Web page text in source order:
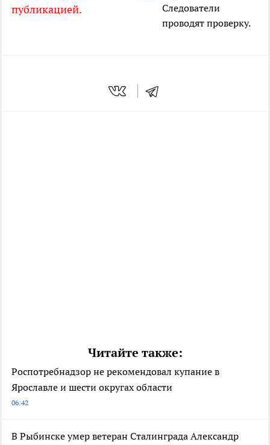
публикацией.
Следователи
проводят проверку.
Читайте также:
Роспотребнадзор не рекомендовал купание в
Ярославле и шести округах области
06:42
В Рыбинске умер ветеран Сталинграда Александр